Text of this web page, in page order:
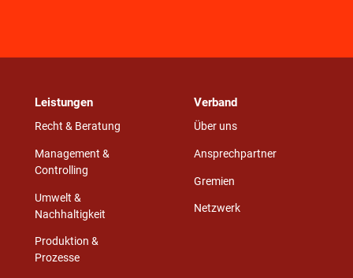
Leistungen
Recht & Beratung
Management &
Controlling
Umwelt &
Nachhaltigkeit
Produktion &
Prozesse
Verband
Über uns
Ansprechpartner
Gremien
Netzwerk